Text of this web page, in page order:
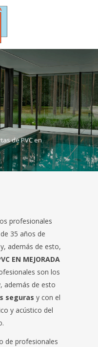
de PVC en
profesionales
35 años de
además de esto,
EN MEJORADA
son los
además de esto
seguras y con el
y acústico del
de profesionales